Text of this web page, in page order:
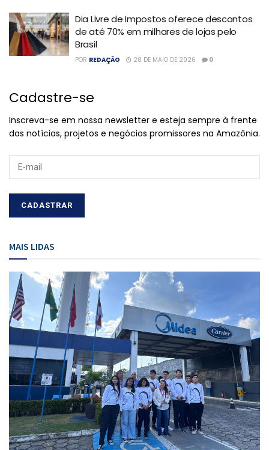
Dia Livre de Impostos oferece descontos
de até 70% em milhares de lojas pelo
Brasil
POR REDAÇÃO 28 DE MAIO DE 2026 0
Cadastre-se
Inscreva-se em nossa newsletter e esteja sempre à frente
das notícias, projetos e negócios promissores na Amazônia.
MAIS LIDAS